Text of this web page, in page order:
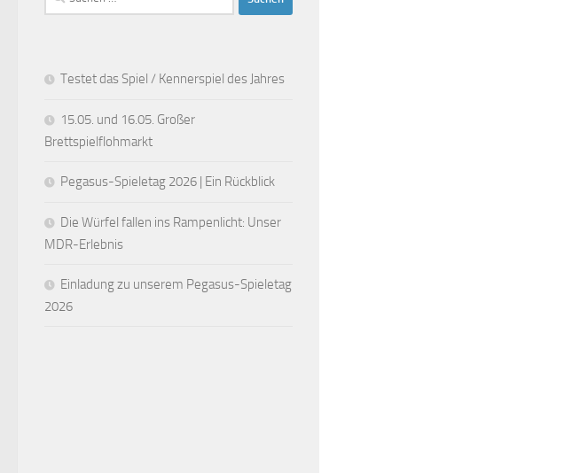
nach:
Testet das Spiel / Kennerspiel des Jahres
15.05. und 16.05. Großer
Brettspielflohmarkt
Pegasus-Spieletag 2026 | Ein Rückblick
Die Würfel fallen ins Rampenlicht: Unser
MDR-Erlebnis
Einladung zu unserem Pegasus-Spieletag
2026